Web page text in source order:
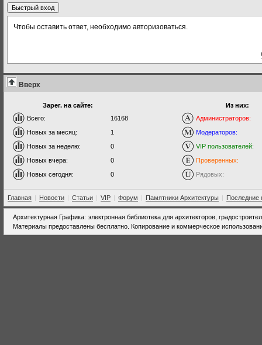
Чтобы оставить ответ, необходимо авторизоваться.
Вверх
Зарег. на сайте:
Всего:
16168
Новых за месяц:
1
Новых за неделю:
0
Новых вчера:
0
Новых сегодня:
0
Из них:
Администраторов:
Модераторов:
VIP пользователей:
Проверенных:
Рядовых:
Главная | Новости | Статьи | VIP | Форум | Памятники Архитектуры | Последние
Архитектурная Графика: электронная библиотека для архитекторов,
Материалы предоставлены бесплатно. Копирование и коммерческое